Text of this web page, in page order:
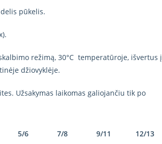
pūkelis.
režimą, 30°C temperatūroje, išvertus į
džiovyklėje.
Užsakymas laikomas galiojančiu tik po
5/6 7/8 9/11 12/13